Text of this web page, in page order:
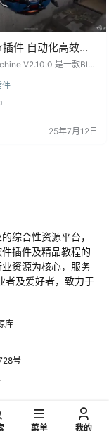
件 自动化高效建
面贴图工具
V2.10.0 是一款Blen
性、非破坏性、无需UV
表面细节处理。作为硬
利。 DecalMachine V2.
件
0
25年7月12日
综合性资源平台，
插件及精品教程的
资源为核心，服务
者及爱好者，致力于
库
号
菜单 我的